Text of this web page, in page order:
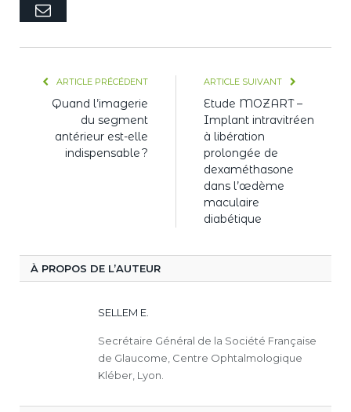
E-
ARTICLE PRÉCÉDENT
Quand l’imagerie
du segment
antérieur est-elle
indispensable ?
ARTICLE SUIVANT
Etude MOZART –
Implant intravitréen
à libération
prolongée de
dexaméthasone
dans l’œdème
maculaire
diabétique
À PROPOS DE L’AUTEUR
SELLEM E.
Secrétaire Général de la Société Française
de Glaucome, Centre Ophtalmologique
Kléber, Lyon.